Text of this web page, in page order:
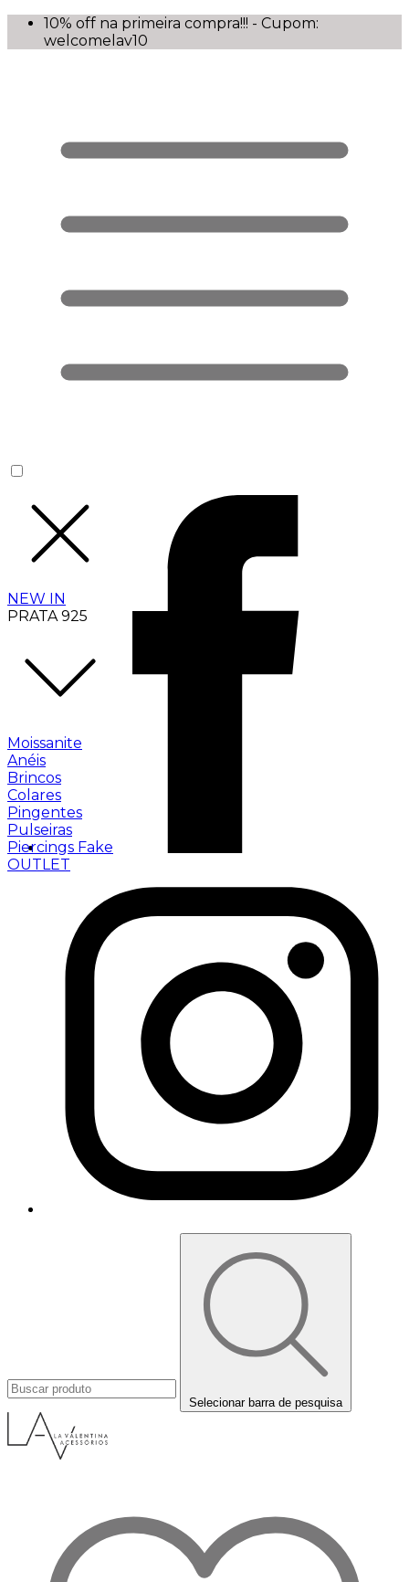
10% off na primeira compra!!! - Cupom:
welcomelav10
NEW IN
PRATA 925
Moissanite
Anéis
Brincos
Colares
Pingentes
Pulseiras
Piercings Fake
OUTLET
Selecionar barra de pesquisa